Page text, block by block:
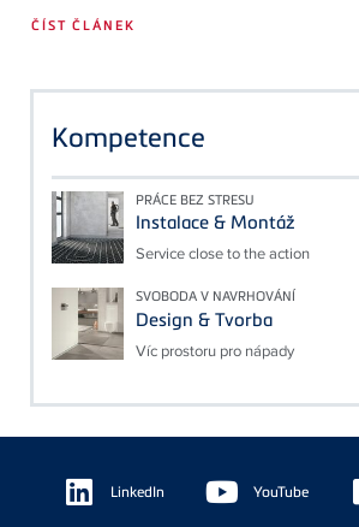
ČÍST ČLÁNEK
Kompetence
PRÁCE BEZ STRESU
Instalace & Montáž
Service close to the action
SVOBODA V NAVRHOVÁNÍ
Design & Tvorba
Víc prostoru pro nápady
Floating
Sidebar LinkedIn YouTube